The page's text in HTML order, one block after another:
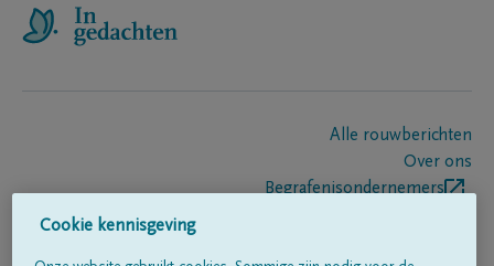
Alle rouwberichten
Over ons
Begrafenisondernemers
Cookie kennisgeving